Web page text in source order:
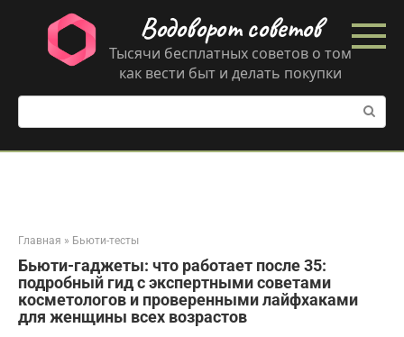
контенту
Водоворот советов
Тысячи бесплатных советов о том
как вести быт и делать покупки
Поиск:
Главная » Бьюти-тесты
Бьюти-гаджеты: что работает после 35:
подробный гид с экспертными советами
косметологов и проверенными лайфхаками
для женщины всех возрастов